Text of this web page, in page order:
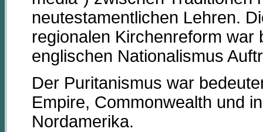
neutestamentlichen Lehren.
regionalen Kirchenreform
englischen Nationalismus
Der Puritanismus war
Empire, Commonwealth und
Nordamerika.